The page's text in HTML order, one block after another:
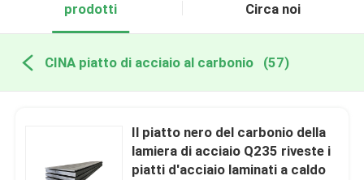
prodotti Circa noi
CINA piatto di acciaio al carbonio (57)
Il piatto nero del carbonio della
lamiera di acciaio Q235 riveste i
piatti d'acciaio laminati a caldo